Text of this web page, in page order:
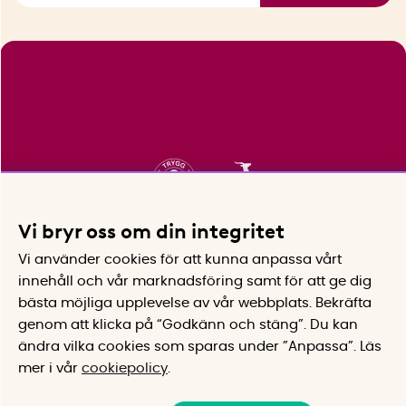
Vi bryr oss om din integritet
Vi använder cookies för att kunna anpassa vårt
innehåll och vår marknadsföring samt för att ge dig
bästa möjliga upplevelse av vår webbplats.
Bekräfta
genom att klicka på “Godkänn och stäng”. Du kan
ändra vilka cookies som sparas under ”Anpassa”.
Läs
mer i vår cookiepolicy